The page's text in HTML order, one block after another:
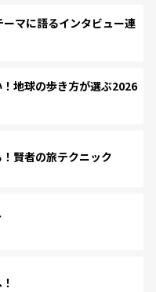
マに語るインタビュー連
地球の歩き方が選ぶ2026
賢者の旅テクニック